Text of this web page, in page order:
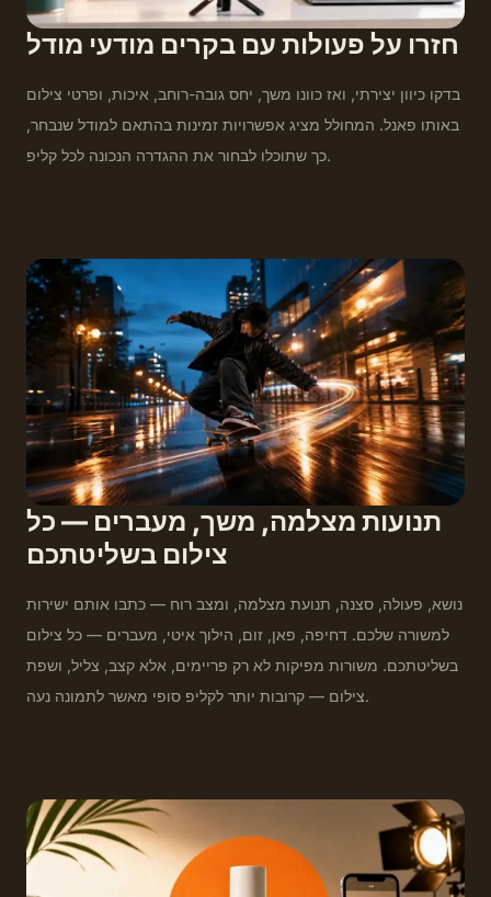
חזרו על פעולות עם בקרים מודעי מודל
בדקו כיוון יצירתי, ואז כוונו משך, יחס גובה-רוחב, איכות, ופרטי צילום
באותו פאנל. המחולל מציג אפשרויות זמינות בהתאם למודל שנבחר,
כך שתוכלו לבחור את ההגדרה הנכונה לכל קליפ.
תנועות מצלמה, משך, מעברים — כל
צילום בשליטתכם
נושא, פעולה, סצנה, תנועת מצלמה, ומצב רוח — כתבו אותם ישירות
למשורה שלכם. דחיפה, פאן, זום, הילוך איטי, מעברים — כל צילום
בשליטתכם. משורות מפיקות לא רק פריימים, אלא קצב, צליל, ושפת
צילום — קרובות יותר לקליפ סופי מאשר לתמונה נעה.